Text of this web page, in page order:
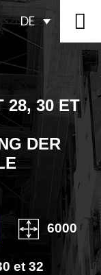
DE
28, 30 ET
DER
6000
et 32